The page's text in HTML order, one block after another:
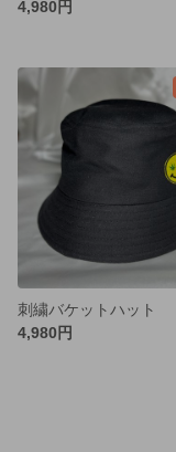
4,980円
刺繍バケットハット
4,980円